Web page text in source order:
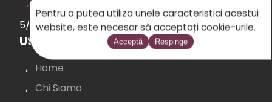
5/5Seethe 31 reviews powered by Google
USEFUL LINKS
Home
Chi Siamo
Pentru a putea utiliza unele caracteristici acestui
website, este necesar să acceptați cookie-urile.
Acceptă Respinge